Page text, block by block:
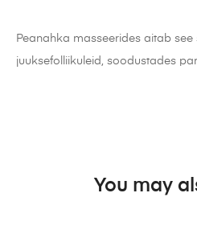
Peanahka masseerides aitab see
juuksefolliikuleid, soodustades
You may